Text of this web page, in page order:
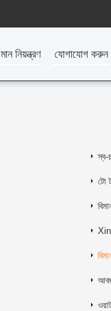
মান নিয়ন্ত্রণ যোগাযোগ করুন
স্ব-
টো